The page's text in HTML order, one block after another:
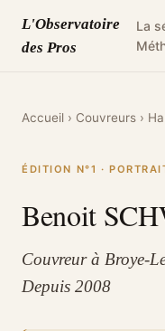
L'Observatoire
des Pros
La
Accueil › Couvreurs ›
ÉDITION N°1 ·
Benoit
Couvreur à Broye-
Depuis 2008